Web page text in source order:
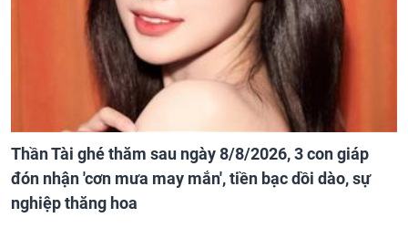
Thần Tài ghé thăm sau ngày 8/8/2026, 3 con giáp
đón nhận 'cơn mưa may mắn', tiền bạc dồi dào, sự
nghiệp thăng hoa